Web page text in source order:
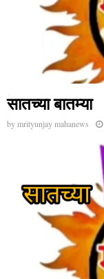
सातच्या बातम्या
by mrityunjay mahanews